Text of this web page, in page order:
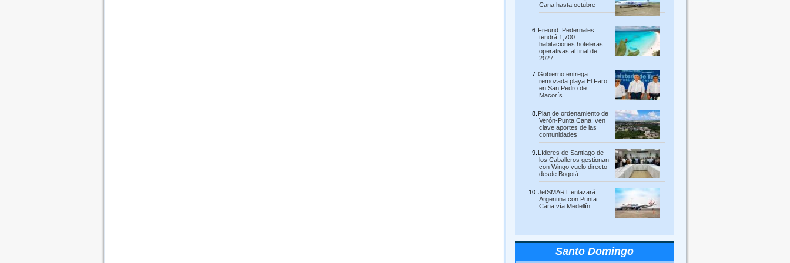
Cana hasta octubre
Freund: Pedernales
tendrá 1,700
habitaciones hoteleras
operativas al final de
2027
Gobierno entrega
remozada playa El Faro
en San Pedro de
Macorís
Plan de ordenamiento de
Verón-Punta Cana: ven
clave aportes de las
comunidades
Líderes de Santiago de
los Caballeros gestionan
con Wingo vuelo directo
desde Bogotá
JetSMART enlazará
Argentina con Punta
Cana vía Medellín
Santo Domingo